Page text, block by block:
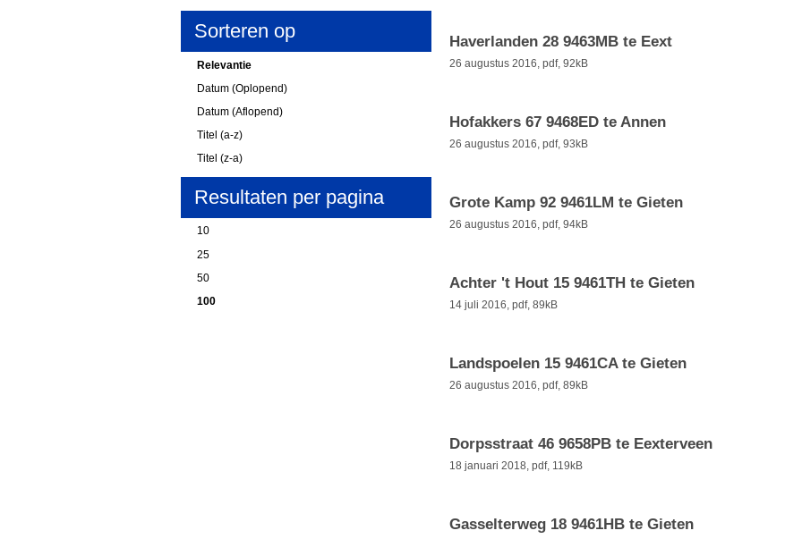
Haverlanden 28 9463MB te Eext
26 augustus 2016, pdf, 92kB
Hofakkers 67 9468ED te Annen
26 augustus 2016, pdf, 93kB
Grote Kamp 92 9461LM te Gieten
26 augustus 2016, pdf, 94kB
Achter 't Hout 15 9461TH te Gieten
14 juli 2016, pdf, 89kB
Landspoelen 15 9461CA te Gieten
26 augustus 2016, pdf, 89kB
Dorpsstraat 46 9658PB te Eexterveen
18 januari 2018, pdf, 119kB
Gasselterweg 18 9461HB te Gieten
Sorteren op
Relevantie
Datum (Oplopend)
Datum (Aflopend)
Titel (a-z)
Titel (z-a)
Resultaten per pagina
10
25
50
100